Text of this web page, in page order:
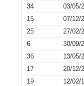
34
03/05/
15
07/12/
25
27/02/
6
30/09/
36
13/05/
17
20/12/
19
12/02/